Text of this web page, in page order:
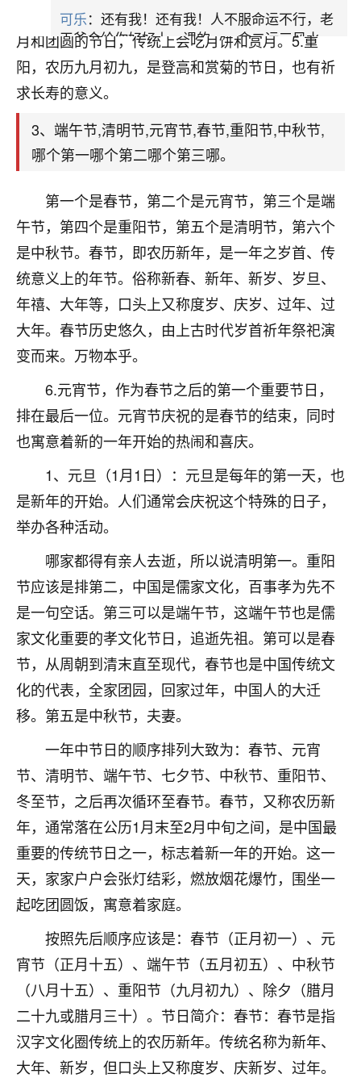
会赛龙舟和吃粽子。4.中秋，农历八月十五，是赏
月和团圆的节日，传统上会吃月饼和赏月。5.重
阳，农历九月初九，是登高和赏菊的节日，也有祈
求长寿的意义。
3、端午节,清明节,元宵节,春节,重阳节,中秋节,
哪个第一哪个第二哪个第三哪。
第一个是春节，第二个是元宵节，第三个是端
午节，第四个是重阳节，第五个是清明节，第六个
是中秋节。春节，即农历新年，是一年之岁首、传
统意义上的年节。俗称新春、新年、新岁、岁旦、
年禧、大年等，口头上又称度岁、庆岁、过年、过
大年。春节历史悠久，由上古时代岁首祈年祭祀演
变而来。万物本乎。
6.元宵节，作为春节之后的第一个重要节日，
排在最后一位。元宵节庆祝的是春节的结束，同时
也寓意着新的一年开始的热闹和喜庆。
1、元旦（1月1日）：元旦是每年的第一天，也
是新年的开始。人们通常会庆祝这个特殊的日子，
举办各种活动。
哪家都得有亲人去逝，所以说清明第一。重阳
节应该是排第二，中国是儒家文化，百事孝为先不
是一句空话。第三可以是端午节，这端午节也是儒
家文化重要的孝文化节日，追逝先祖。第可以是春
节，从周朝到清末直至现代，春节也是中国传统文
化的代表，全家团园，回家过年，中国人的大迁
移。第五是中秋节，夫妻。
一年中节日的顺序排列大致为：春节、元宵
节、清明节、端午节、七夕节、中秋节、重阳节、
冬至节，之后再次循环至春节。春节，又称农历新
年，通常落在公历1月末至2月中旬之间，是中国最
重要的传统节日之一，标志着新一年的开始。这一
天，家家户户会张灯结彩，燃放烟花爆竹，围坐一
起吃团圆饭，寓意着家庭。
按照先后顺序应该是：春节（正月初一）、元
宵节（正月十五）、端午节（五月初五）、中秋节
（八月十五）、重阳节（九月初九）、除夕（腊月
二十九或腊月三十）。节日简介：春节：春节是指
汉字文化圈传统上的农历新年。传统名称为新年、
大年、新岁，但口头上又称度岁、庆新岁、过年。
可乐：还有我！还有我！人不服命运不行，老
天爷会给你好好上一课的。一命二运三风水，
哪样不服都不行！
平安是福：我也是每年找老师化太岁，看年
卦，认识老师3年了，都是缘分啊！
17分钟前 来自湖北 19
心若莲花
我是做餐饮的，这两年，生意屡屡受挫，店开一家关
一家，要么生意不好，生意好的就出事。前些年攒的
家底快败光了，真是倒霉！我也想找人看看到底怎么
回事？
鹿森：你可以找老师看看，人有时不服命不行
啊！
太阳当空赵：我也做餐饮的，生意不算大，但
是我从找店开始都是找慧来老师跟进的，选
址、风水、还有开业日子，哪哪都看了，虽然
大环境不好，但是我家生意还可以，前几天又
刚找老师做了补财库，希望财运更好一点！
2小时前 来自海南
梦醒时分
我女儿高二叛逆，大半年不上学，一说她就要死要活
的，把我们两口子愁的不行，朋友给我推荐的慧来老
师，一开始我是病急乱投医，这半年来，法事一个个
做完，我女儿跟变了个人一样，不期望她能考多好的
大学，只要能安安稳稳的把书读了，身体心理都健健
康康的我就很知足了！
鹿森：可怜天下父母心啊！
3小时前 来自河北 16
付深
我是公司人事调整，有升迁机会，但同时竞争的我们
三个，找老师的时候是抱着侥幸心理，没想到老师看
着我晋升有望，我半信半疑的按照老师建议，做了化
太岁还有一个发钱粮，本来年前的人事调整，拖到年
后，我以为都没戏了，结果开年一上班，开会提拔升
职第一个就是我，职务无所谓，主要是底薪加了
3000，非常开心，无论如何，感恩感谢！🙏🏻
鹿森 ：恭喜升职加薪！！，请客吗？�
12小时前 来自北京
心心相印
我身体不太好，总是病病殃殃的，去检查又没什么大
问题，反正就是不舒服。中医西医看遍了，找不到问
题，后来无意中看到有人推荐慧来老师，跟老师聊过
之后，心情豁然开朗，也听老师建议，处理了一些因
果问题。今年以来，身体比以前好多，主要是心情好
了，老师说境随心转，现在深有体会了。